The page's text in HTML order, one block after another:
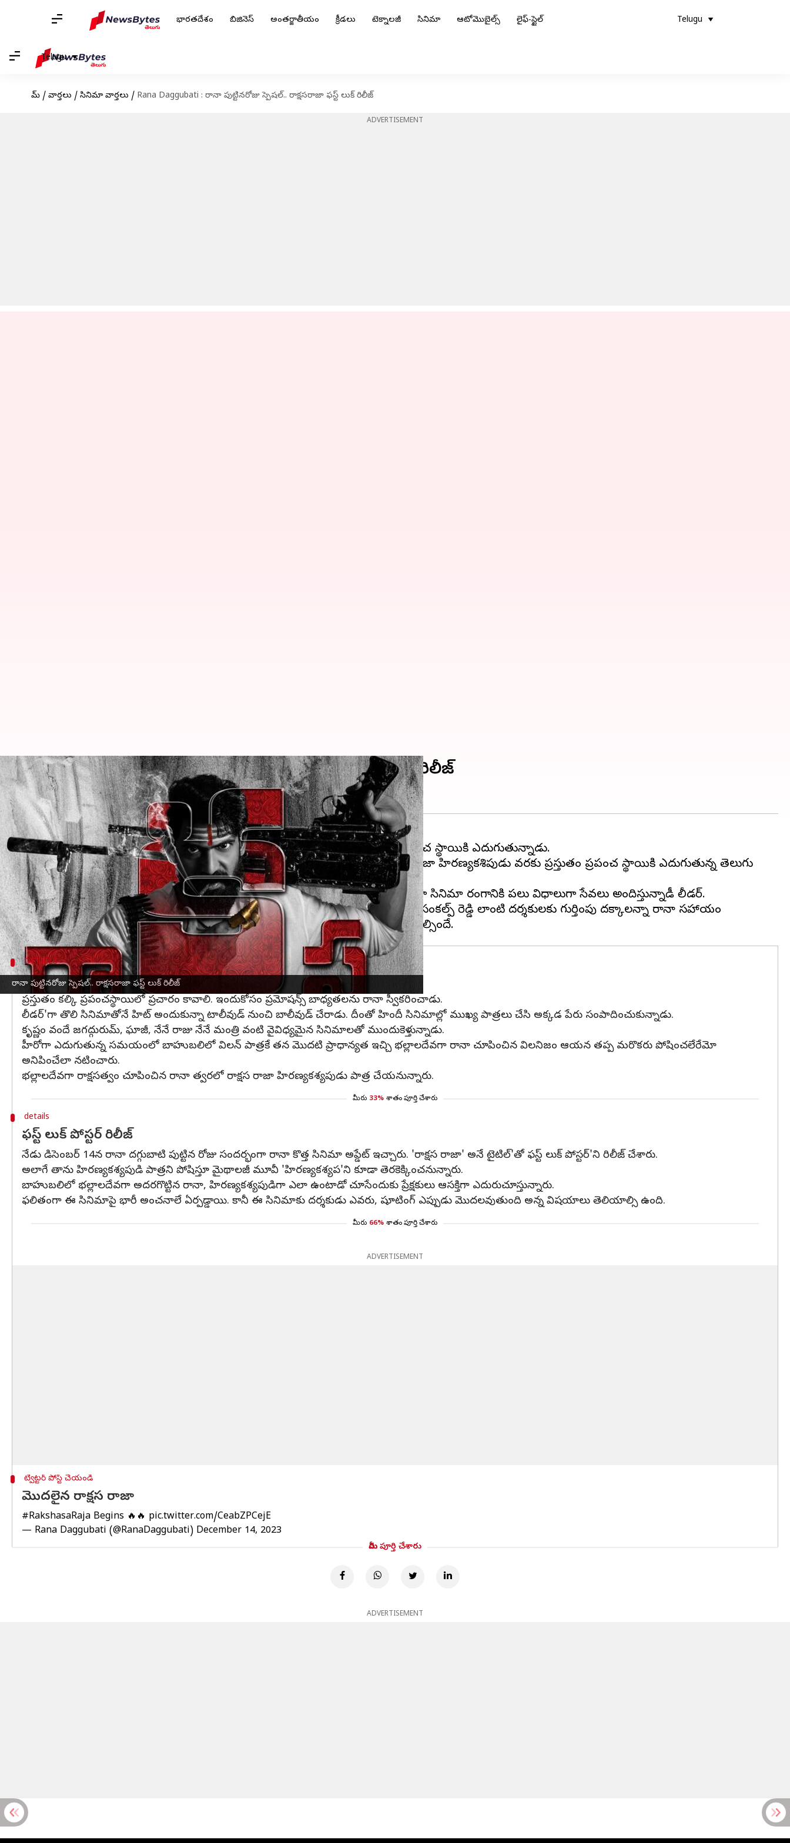
భారతదేశం బిజినెస్ అంతర్జాతీయం క్రీడలు టెక్నాలజీ సినిమా ఆటోమొబైల్స్ లైఫ్-స్టైల్ Telugu
Telugu
హోమ్ / వార్తలు / సినిమా వార్తలు / Rana Daggubati : రానా పుట్టినరోజు స్పెషల్.. రాక్షసరాజా ఫస్ట్ లుక్ రిలీజ్
ADVERTISEMENT
రానా పుట్టినరోజు స్పెషల్.. రాక్షసరాజా ఫస్ట్ లుక్ రిలీజ్
Rana Daggubati : రానా పుట్టినరోజు స్పెషల్.. రాక్షసరాజా ఫస్ట్ లుక్ రిలీజ్
వ్రాసిన వారు TEJAVYAS BESTHA Dec 14, 2023 03:42 pm
ఈ వార్తాకథనం ఏంటి
టాలీవుడ్ఇండస్ట్రీలోకి లీడర్ సినిమాతో తెరంగేట్రం చేసినరానా దగ్గుబాటినటనా పరంగా ప్రపంచ స్థాయికి ఎదుగుతున్నాడు.
అలాంటి లీడర్, దగ్గుబాటి రానా పుట్టినరోజు నేడు. బాహుబలిలోని భల్లాలదేవ నుంచి రాక్షసరాజా హిరణ్యకశిపుడు వరకు ప్రస్తుతం ప్రపంచ స్థాయికి ఎదుగుతున్న తెలుగు
సినిమాకి 'రానా దగ్గుబాటి' ఒక పెట్టని కోటగా పేరు గాంచాడు.
హీరోగా, విలన్‌గా, విజువల్ ఎఫెక్ట్స్ కో-ఆర్డినేటర్‌గా, టెలివిజన్ ప్రెజెంటర్‌గా, నిర్మాతగా, హోస్ట్'గా సినిమా రంగానికి పలు విధాలుగా సేవలు అందిస్తున్నాడీ లీడర్.
'కేరాఫ్ కంచరపాలెం' వంటి మంచి సినిమాలు బయటకి రావాలన్నా రానా కావాలి. 'ఘాజీ'తో సంకల్ప్ రెడ్డి లాంటి దర్శకులకు గుర్తింపు దక్కాలన్నా రానా సహాయం
DETAILS
ప్రమోషన్స్ బాధ్యతలను స్వీకరించిన లీడర్
ప్రస్తుతం కల్కి ప్రపంచస్థాయిలో ప్రచారం కావాలి. ఇందుకోసం ప్రమోషన్స్ బాధ్యతలను రానా స్వీకరించాడు.
లీడర్'గా తొలి సినిమాతోనే హిట్ అందుకున్నా టాలీవుడ్ నుంచి బాలీవుడ్ చేరాడు. దీంతో హిందీ సినిమాల్లో ముఖ్య పాత్రలు చేసి అక్కడ పేరు సంపాదించుకున్నాడు.
కృష్ణం వందే జగద్గురుమ్, ఘాజీ, నేనే రాజు నేనే మంత్రి వంటి వైవిధ్యమైన సినిమాలతో ముందుకెళ్తున్నాడు.
హీరోగా ఎదుగుతున్న సమయంలో బాహుబలిలో విలన్ పాత్రకే తన మొదటి ప్రాధాన్యత ఇచ్చి భల్లాలదేవగా రానా చూపించిన విలనిజం ఆయన తప్ప మరొకరు పోషించలేరేమో
అనిపించేలా నటించారు.
భల్లాలదేవగా రాక్షసత్వం చూపించిన రానా త్వరలో రాక్షస రాజా హిరణ్యకశ్యపుడు పాత్ర చేయనున్నారు.
మీరు 33% శాతం పూర్తి చేశారు
details
ఫస్ట్ లుక్ పోస్టర్ రిలీజ్
నేడు డిసెంబర్ 14న రానా దగ్గుబాటి పుట్టిన రోజు సందర్భంగా రానా కొత్త సినిమా అప్డేట్ ఇచ్చారు. 'రాక్షస రాజా' అనే టైటిల్'తో ఫస్ట్ లుక్ పోస్టర్'ని రిలీజ్ చేశారు.
అలాగే తాను హిరణ్యకశ్యపుడి పాత్రని పోషిస్తూ మైథాలజీ మూవీ 'హిరణ్యకశ్యప'ని కూడా తెరకెక్కించనున్నారు.
బాహుబలిలో భల్లాలదేవగా అదరగొట్టిన రానా, హిరణ్యకశ్యపుడిగా ఎలా ఉంటాడో చూసేందుకు ప్రేక్షకులు ఆసక్తిగా ఎదురుచూస్తున్నారు.
ఫలితంగా ఈ సినిమాపై భారీ అంచనాలే ఏర్పడ్డాయి. కానీ ఈ సినిమాకు దర్శకుడు ఎవరు, షూటింగ్ ఎప్పుడు మొదలవుతుంది అన్న విషయాలు తెలియాల్సి ఉంది.
మీరు 66% శాతం పూర్తి చేశారు
ADVERTISEMENT
ట్విట్టర్ పోస్ట్ చేయండి
మొదలైన రాక్షస రాజా
#RakshasaRaja Begins 🔥🔥 pic.twitter.com/CeabZPCejE
— Rana Daggubati (@RanaDaggubati) December 14, 2023
మీరు పూర్తి చేశారు
ADVERTISEMENT